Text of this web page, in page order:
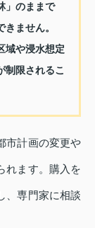
」のままで
ません。
域や浸水想定
制限されるこ
市計画の変更や
れます。購入を
、専門家に相談